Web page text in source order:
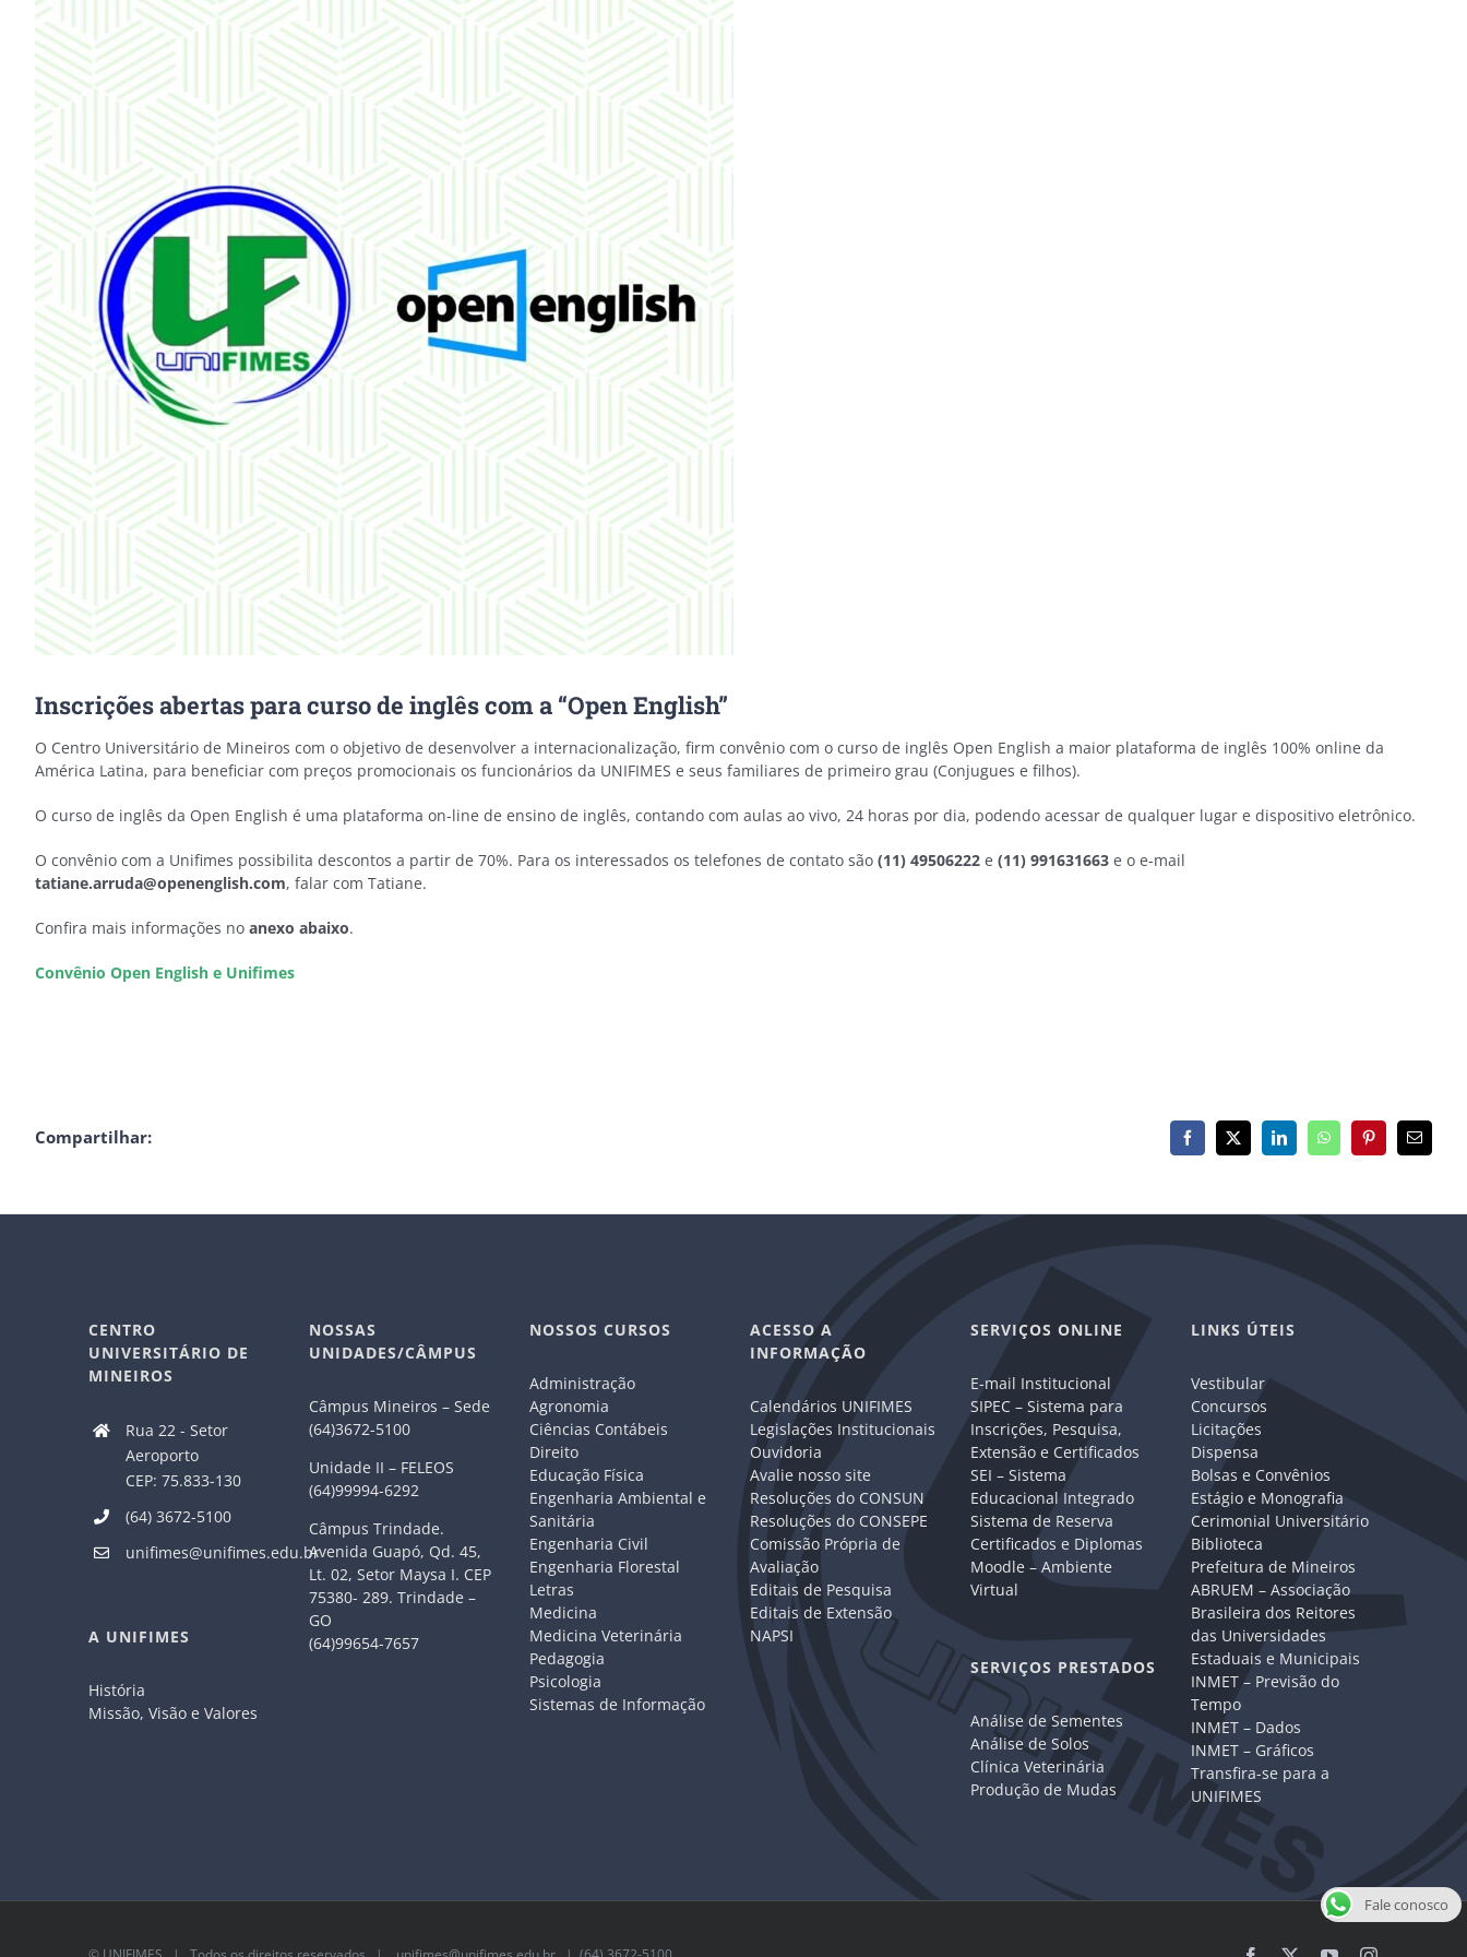
Image
Inscrições abertas para curso de inglês com a “Open English”
O Centro Universitário de Mineiros com o objetivo de desenvolver a internacionalização, firm convênio com o curso de inglês Open English a maior plataforma de inglês 100% online da
América Latina, para beneficiar com preços promocionais os funcionários da UNIFIMES e seus familiares de primeiro grau (Conjugues e filhos).
O curso de inglês da Open English é uma plataforma on-line de ensino de inglês, contando com aulas ao vivo, 24 horas por dia, podendo acessar de qualquer lugar e dispositivo eletrônico.
O convênio com a Unifimes possibilita descontos a partir de 70%. Para os interessados os telefones de contato são (11) 49506222 e (11) 991631663 e o e-mail
tatiane.arruda@openenglish.com, falar com Tatiane.
Confira mais informações no anexo abaixo.
Convênio Open English e Unifimes
Compartilhar: Facebook
X LinkedInWhatsAppPinterest
E-
mail
CENTRO
UNIVERSITÁRIO DE
MINEIROS
Rua 22 - Setor
Aeroporto
CEP: 75.833-130
(64) 3672-5100
unifimes@unifimes.edu.br
A UNIFIMES
História
Missão, Visão e Valores
NOSSAS
UNIDADES/CÂMPUS
Câmpus Mineiros – Sede
(64)3672-5100
Unidade II – FELEOS
(64)99994-6292
Câmpus Trindade.
Avenida Guapó, Qd. 45,
Lt. 02, Setor Maysa I. CEP
75380- 289. Trindade –
GO
(64)99654-7657
NOSSOS CURSOS
Administração
Agronomia
Ciências Contábeis
Direito
Educação Física
Engenharia Ambiental e
Sanitária
Engenharia Civil
Engenharia Florestal
Letras
Medicina
Medicina Veterinária
Pedagogia
Psicologia
Sistemas de Informação
ACESSO A
INFORMAÇÃO
Calendários UNIFIMES
Legislações Institucionais
Ouvidoria
Avalie nosso site
Resoluções do CONSUN
Resoluções do CONSEPE
Comissão Própria de
Avaliação
Editais de Pesquisa
Editais de Extensão
NAPSI
SERVIÇOS ONLINE
E-mail Institucional
SIPEC – Sistema para
Inscrições, Pesquisa,
Extensão e Certificados
SEI – Sistema
Educacional Integrado
Sistema de Reserva
Certificados e Diplomas
Moodle – Ambiente
Virtual
SERVIÇOS PRESTADOS
Análise de Sementes
Análise de Solos
Clínica Veterinária
Produção de Mudas
LINKS ÚTEIS
Vestibular
Concursos
Licitações
Dispensa
Bolsas e Convênios
Estágio e Monografia
Cerimonial Universitário
Biblioteca
Prefeitura de Mineiros
ABRUEM – Associação
Brasileira dos Reitores
das Universidades
Estaduais e Municipais
INMET – Previsão do
Tempo
INMET – Dados
INMET – Gráficos
Transfira-se para a
UNIFIMES
Fale conosco